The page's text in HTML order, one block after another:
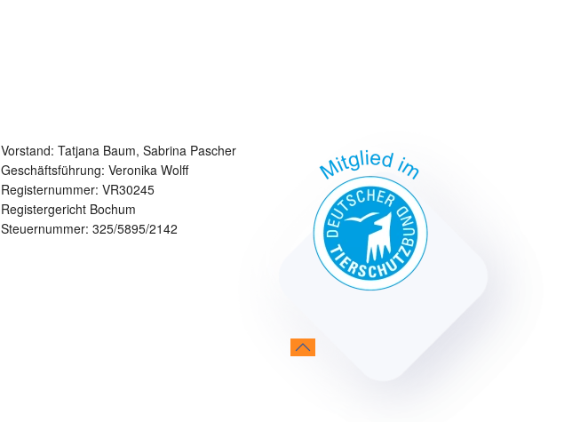
Vorstand: Tatjana Baum, Sabrina Pascher
Geschäftsführung: Veronika Wolff
Registernummer: VR30245
Registergericht Bochum
Steuernummer: 325/5895/2142